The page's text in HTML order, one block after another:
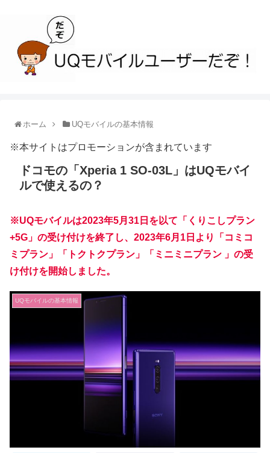
ホーム UQモバイルの基本情報
※本サイトはプロモーションが含まれています
ドコモの「Xperia 1 SO-03L」はUQモバイ
ルで使えるの？
※UQモバイルは2023年5月31日を以て「くりこしプラン
+5G」の受け付けを終了し、2023年6月1日より「コミコ
ミプラン」「トクトクプラン」「ミニミニプラン 」の受
け付けを開始しました。
UQモバイルの基本情報